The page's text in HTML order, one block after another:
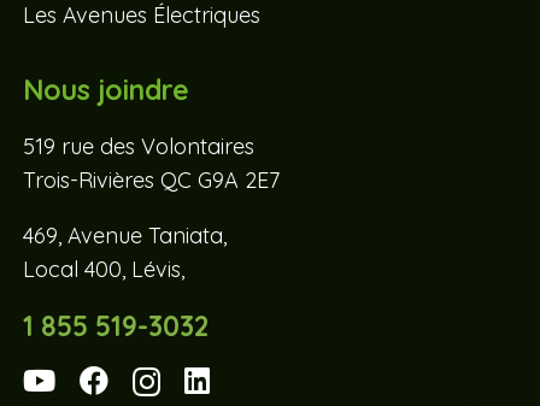
Les Avenues Électriques
Nous joindre
519 rue des Volontaires
Trois-Rivières QC G9A 2E7
469, Avenue Taniata,
Local 400, Lévis,
1 855 519-3032